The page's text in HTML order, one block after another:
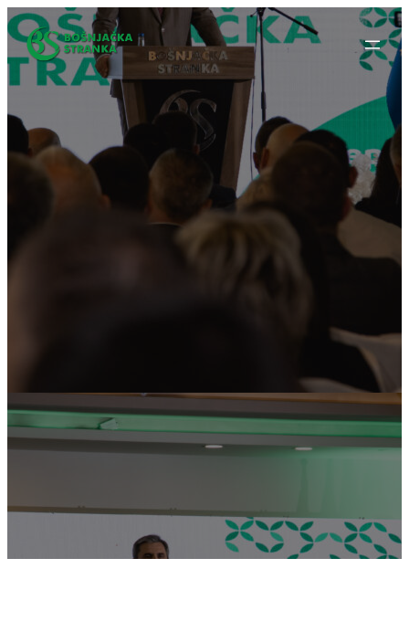
Idi
na
sadržaj